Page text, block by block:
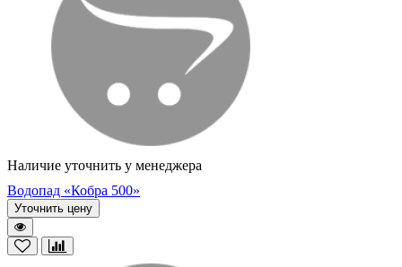
Наличие уточнить у менеджера
Водопад «Кобра 500»
Уточнить цену